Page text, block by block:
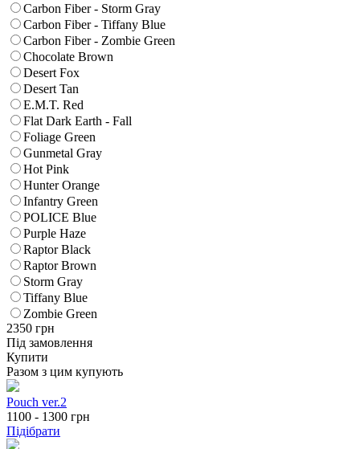
Carbon Fiber - Storm Gray
Carbon Fiber - Tiffany Blue
Carbon Fiber - Zombie Green
Chocolate Brown
Desert Fox
Desert Tan
E.M.T. Red
Flat Dark Earth - Fall
Foliage Green
Gunmetal Gray
Hot Pink
Hunter Orange
Infantry Green
POLICE Blue
Purple Haze
Raptor Black
Raptor Brown
Storm Gray
Tiffany Blue
Zombie Green
2350 грн
Під замовлення
Купити
Разом з цим купують
Pouch ver.2
1100 - 1300 грн
Підібрати